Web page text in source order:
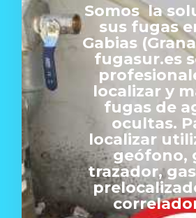
Somos la
sus fugas
Gabias
fugasur.es
localizar y
fugas de
ocultas.
localizar
geófono,
trazador,